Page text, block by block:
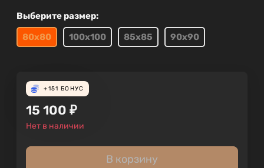
Выберите размер:
80х80
100х100 85х85 90х90
+151 БОНУС
15 100 ₽
Нет в наличии
В корзину